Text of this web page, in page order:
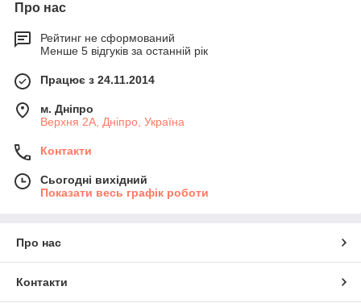
Про нас
Рейтинг не сформований
Менше 5 відгуків за останній рік
Працює з 24.11.2014
м. Дніпро
Верхня 2А, Дніпро, Україна
Контакти
Сьогодні вихідний
Показати весь графік роботи
Про нас
Контакти